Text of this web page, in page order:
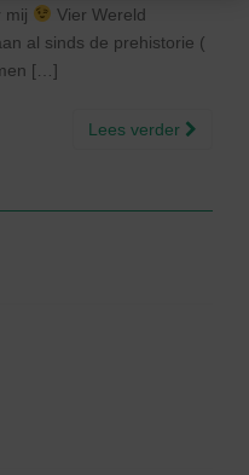
mij
Vier Wereld
al sinds de prehistorie (
[…]
Lees verder